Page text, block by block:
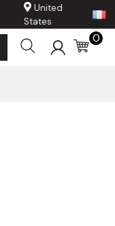
United
States
0